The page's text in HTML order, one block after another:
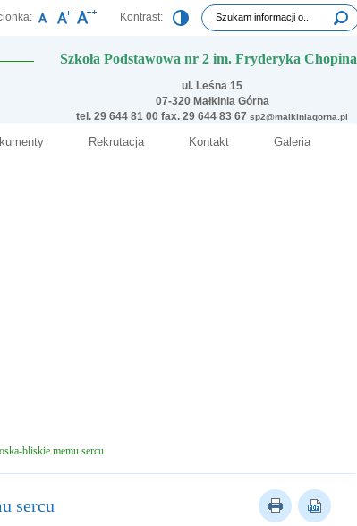
Kontrast:
Wyszukiwarka
Tutaj wpisz szukaną frazę:
Szkoła Podstawowa nr 2 im. Fryderyka Chopina
ul. Leśna 15
07-320 Małkinia Górna
tel. 29 644 81 00 fax. 29 644 83 67 sp2@malkiniagorna.pl
Rekrutacja Kontakt Galeria
bliskie memu sercu
sercu